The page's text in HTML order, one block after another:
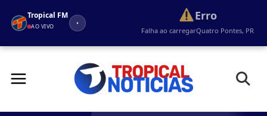
Tropical FM
AO VIVO
Erro
Falha ao carregarQuatro Pontes, PR